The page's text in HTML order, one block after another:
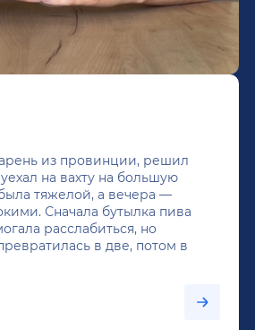
из провинции, решил
на вахту на большую
тяжелой, а вечера —
Сначала бутылка пива
расслабиться, но
в две, потом в
и вот он уже пил почти
по методу